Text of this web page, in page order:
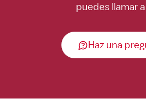
puedes llamar
Haz una